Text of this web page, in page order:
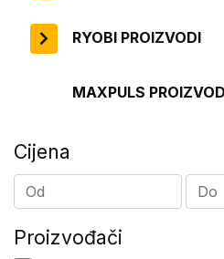
RYOBI PROIZVODI
MAXPULS
Cijena
Proizvođači